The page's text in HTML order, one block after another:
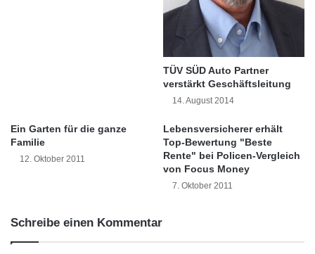
Hochwertige Qualität bietet eine gut
n
d
r
n
u
n
m
TÜV SÜD Auto Partner
verstärkt Geschäftsleitung
14. August 2014
Ein Garten für die ganze
Familie
12. Oktober 2011
Lebensversicherer erhält
Top-Bewertung "Beste
Rente" bei Policen-Vergleich
von Focus Money
7. Oktober 2011
Schreibe einen Kommentar